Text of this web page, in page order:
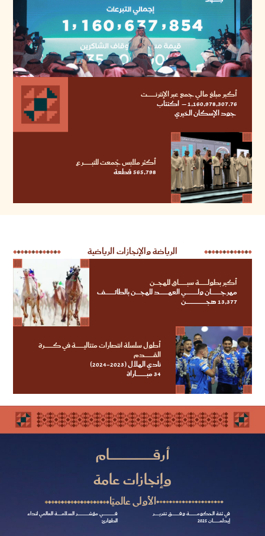
أكبر مبلغ مالي جمع عبر الإنترنــــــــــــــت
1,160,978,307.76 – اكتتاب
جود الإسكان الخيري
أكثر ملابس جُمعت للتبــــــــــــــرع
565,798 قطعة
الرياضة والإنجازات الرياضية
أكبر بطولــــــــــــــة سبــــــــــــــاق للهجــــــن
مهرجــــــــــــــــان ولـــــــــــــــــــي العهــــــــــــــد للهجــــــــن بالطائــــــــــــــــف
13,377 هجــــــــــــــــــــــــــــــــــن
أطول سلسلة انتصارات متتاليــــــــــــــة في كــــــــــــــرة
القــــــــــــــدم
نادي الهلال (2023-2024)
34 مبــــــــــــــــــاراة
أرقـــــــــــــــــــــــــــــــــــــام
وإنجازات عامة
الأولى عالميًا
في ثقة الحكومـــــــــــــة وفـــــــــــــق تقريــــــــر
إيدلمـــــــــــان 2025
فــــــــــــــــــــي مؤشـــــــــــــــــــر السلامـــــــة العالمي لنداء
الطوارئ